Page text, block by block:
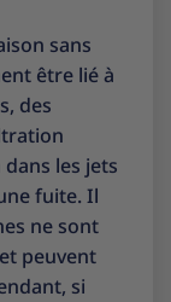
sans
être lié à
des
les jets
fuite. Il
ne sont
peuvent
si